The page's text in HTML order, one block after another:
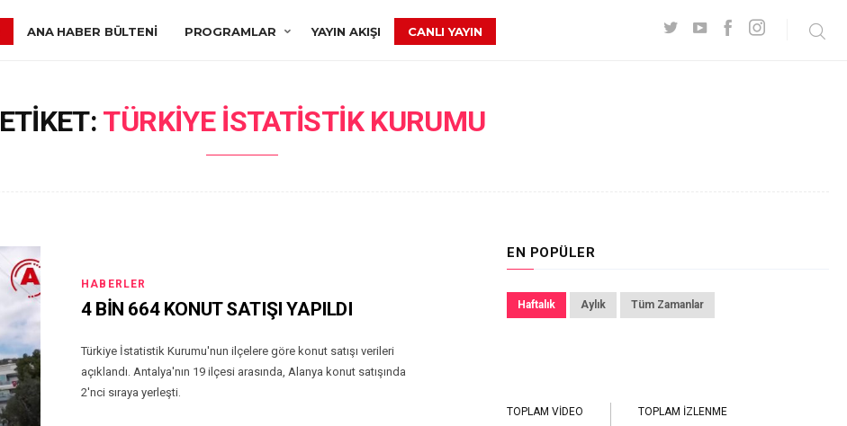
ANA HABER BÜLTENI PROGRAMLAR YAYIN AKIŞI CANLI YAYIN
ETIKET: TÜRKIYE İSTATISTIK KURUMU
HABERLER
4 BİN 664 KONUT SATIŞI YAPILDI
Türkiye İstatistik Kurumu'nun ilçelere göre konut satışı verileri
açıklandı. Antalya'nın 19 ilçesi arasında, Alanya konut satışında
2'nci sıraya yerleşti.
EN POPÜLER
Haftalık Aylık Tüm Zamanlar
TOPLAM VIDEO TOPLAM İZLENME